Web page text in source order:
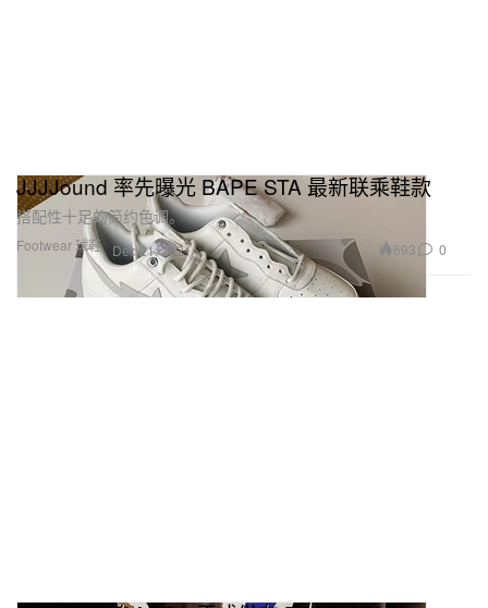
Footwear 球鞋
JJJJound 率先曝光 BAPE STA 最新联乘鞋款
搭配性十足的简约色调。
Dec 21, 2021 693 0